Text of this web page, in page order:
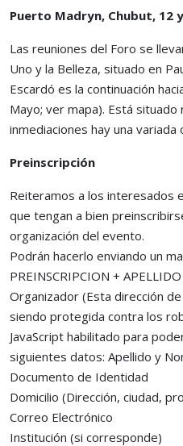
Puerto Madryn, Chubut, 12
Las reuniones del Foro se
Uno y la Belleza, situado en
Escardó es la continuación
Mayo; ver mapa). Está situado
inmediaciones hay una
Preinscripción
Reiteramos a los interesados
que tengan a bien
organización del evento.
Podrán hacerlo enviando un
PREINSCRIPCION +
Organizador (Esta dirección
siendo protegida contra los
JavaScript habilitado para
siguientes datos: Apellido y
Documento de Identidad
Domicilio (Dirección, ciudad,
Correo Electrónico
Institución (si corresponde)